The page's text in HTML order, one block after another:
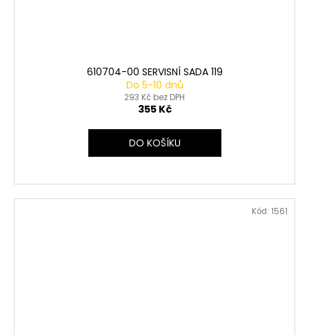
610704-00 SERVISNÍ SADA 119
Do 5-10 dnů
293 Kč bez DPH
355 Kč
DO KOŠÍKU
Kód: 1561